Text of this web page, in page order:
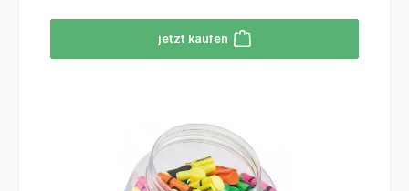
auszutrocknen. Die Tinte ist auf Wasserbasis und
deswegen nicht gesundheitsgefährdend. Mit dem
Stabilo Boss kannst du dank der Keilspitze für 2
STABILO BOSS ORIGINAL zu einem perfekten
Textmarker, auf den du dich verlassen kannst.
Dieser Textmarker hat die Farbe grün.
jetzt kaufen